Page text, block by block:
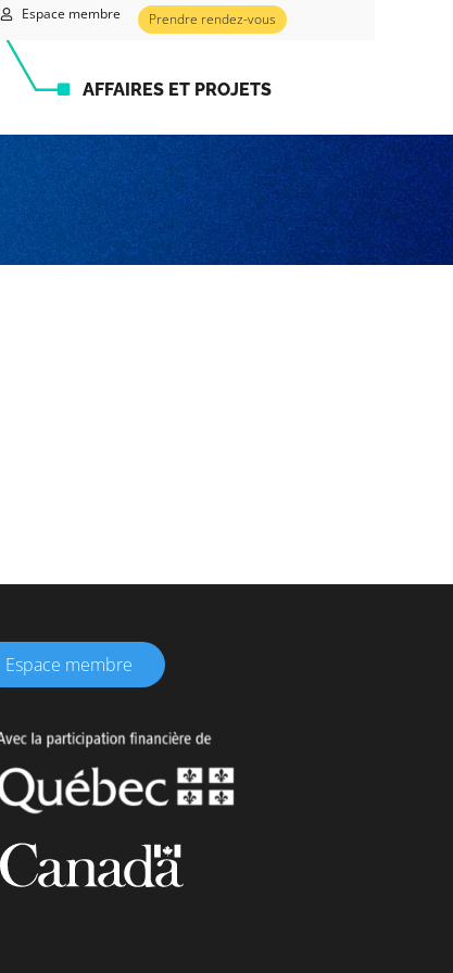
Espace membre Prendre rendez-vous
AFFAIRES ET PROJETS
Espace membre